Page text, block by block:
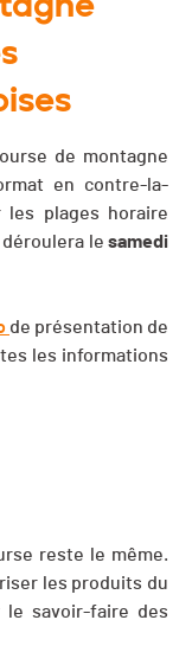
de montagne
en contre-la-
les plages horaire
déroulera lesamedi
de présentation de
les informations
reste le même.
les produits du
savoir-faire des